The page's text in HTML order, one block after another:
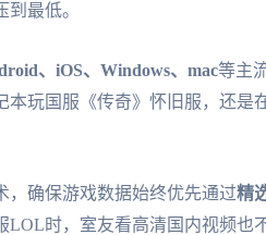
最低。
、iOS、Windows、mac等主
本玩国服《传奇》怀旧服，还是
，确保游戏数据始终优先通过精
LOL时，室友看高清国内视频也